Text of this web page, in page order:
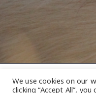
We use cookies on our
clicking “Accept All”,